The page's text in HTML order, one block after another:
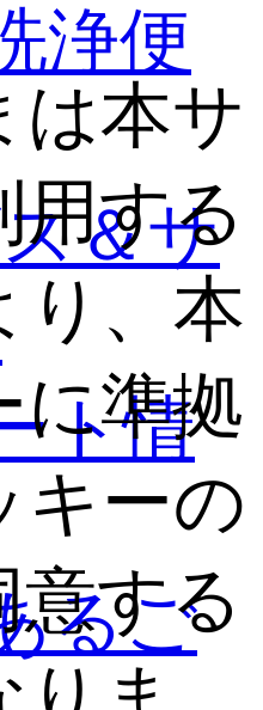
浄便
＆サ
ト情
るご
は本サ
用する
り、本
に準拠
キーの
する